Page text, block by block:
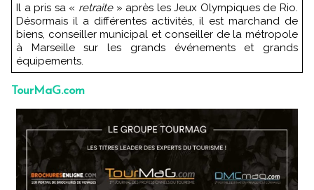
Il a pris sa « retraite» après les Jeux Olympiques de Rio.
Désormais il a différentes activités, il est marchand de
biens, conseiller municipal et conseiller de la métropole
à Marseille sur les grands événements et grands
équipements.
TourMaG.com